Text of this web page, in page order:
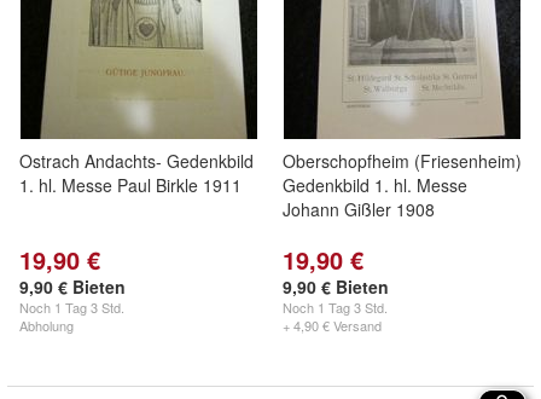
Ostrach Andachts- Gedenkbild
1. hl. Messe Paul Birkle 1911
19,90 €
9,90 € Bieten
Noch 1 Tag 3 Std.
Abholung
Oberschopfheim (Friesenheim)
Gedenkbild 1. hl. Messe
Johann Gißler 1908
19,90 €
9,90 € Bieten
Noch 1 Tag 3 Std.
+ 4,90 € Versand